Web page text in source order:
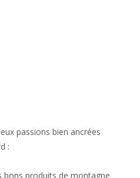
passions bien ancrées
:
bons produits de montagne.